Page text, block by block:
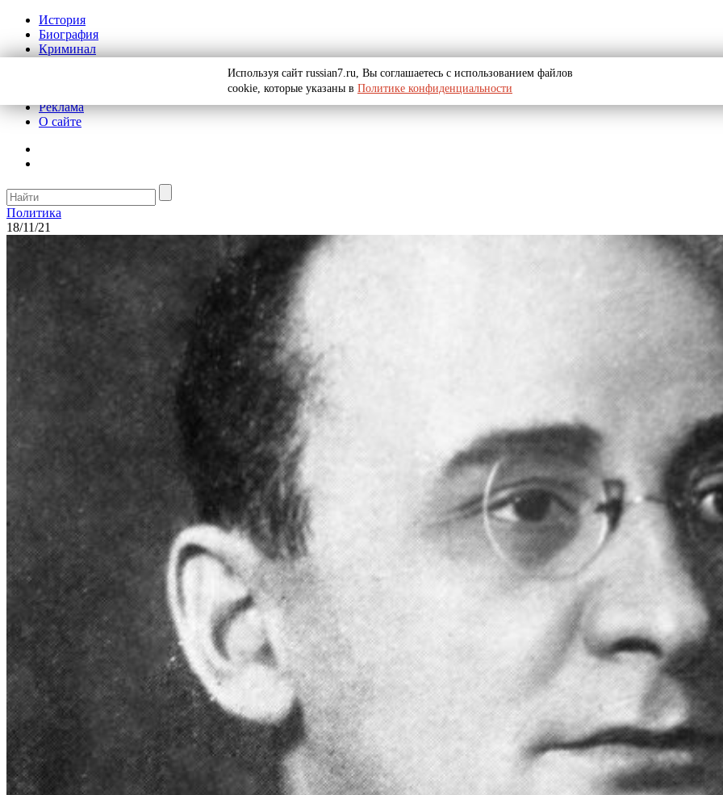
История
Биография
Криминал
Реклама
О сайте
Политика
18/11/21
Используя сайт russian7.ru, Вы соглашаетесь с использованием файлов
cookie, которые указаны в Политике конфиденциальности